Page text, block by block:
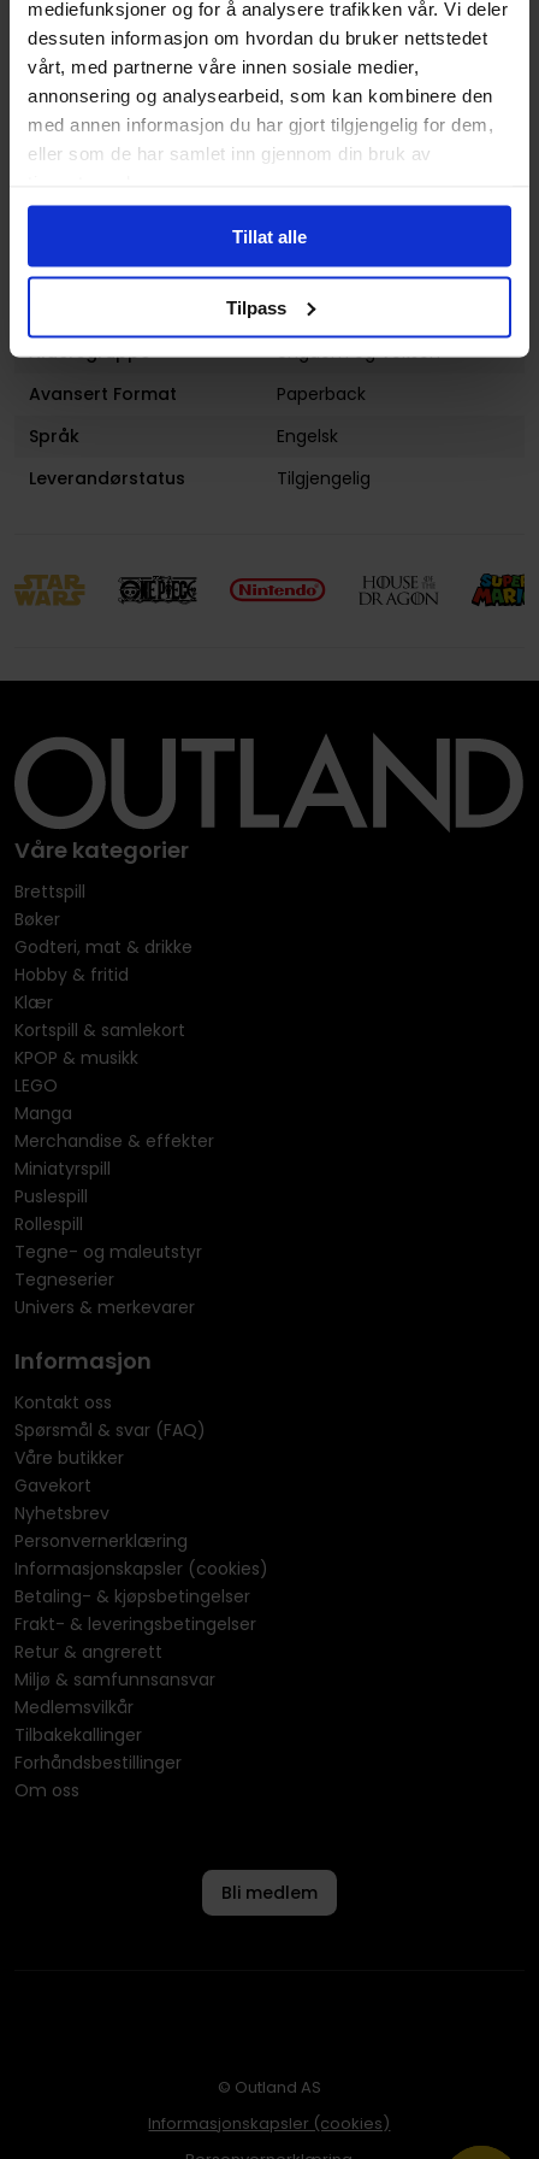
mediefunksjoner og for å analysere trafikken vår. Vi deler
dessuten informasjon om hvordan du bruker nettstedet
vårt, med partnerne våre innen sosiale medier,
annonsering og analysearbeid, som kan kombinere den
med annen informasjon du har gjort tilgjengelig for dem,
eller som de har samlet inn gjennom din bruk av
Tillat alle
Tilpass
Format
Paperback
Serie
Yona of the Dawn
Forfattere
Mizuho Kusanagi
Antall Sider
192
(dd.mm.yyyy)
07.03.2018
10
Aldersgruppe
UngdomogVoksen
Avansert Format
Paperback
Språk
Engelsk
Leverandørstatus
Tilgjengelig
Våre kategorier
Brettspill
Bøker
Godteri, mat & drikke
Hobby & fritid
Klær
Kortspill & samlekort
KPOP & musikk
LEGO
Manga
Merchandise & effekter
Miniatyrspill
Puslespill
Rollespill
Tegne- og maleutstyr
Tegneserier
Univers & merkevarer
Informasjon
Kontakt oss
Spørsmål & svar (FAQ)
Våre butikker
Gavekort
Nyhetsbrev
Personvernerklæring
Informasjonskapsler (cookies)
Betaling- & kjøpsbetingelser
Frakt- & leveringsbetingelser
Retur & angrerett
Miljø & samfunnsansvar
Medlemsvilkår
Tilbakekallinger
Forhåndsbestillinger
Om oss
Bli medlem
© Outland AS
Informasjonskapsler (cookies)